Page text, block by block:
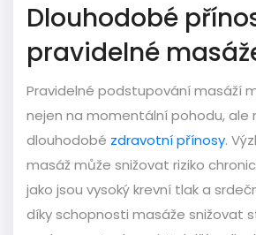
Dlouhodobé
pravidelné
Pravidelné podstupování masáží
nejen na momentální pohodu, ale
dlouhodobé zdravotní přínosy.
masáž může snižovat riziko
jako jsou vysoký krevní tlak a
díky schopnosti masáže snižovat